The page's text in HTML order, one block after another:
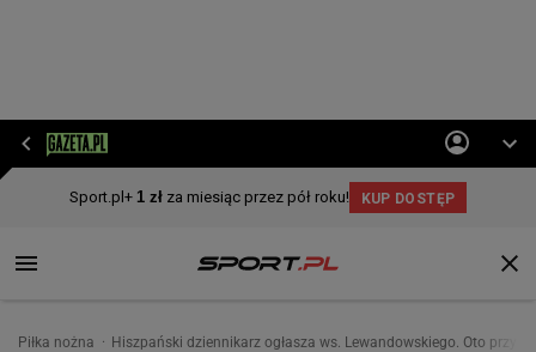
Piłka nożna Hiszpański dziennikarz ogłasza ws. Lewandowskiego. Oto